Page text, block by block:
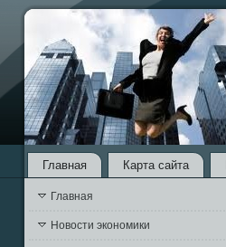
Главная Карта сайта
Главная
Новости экономики